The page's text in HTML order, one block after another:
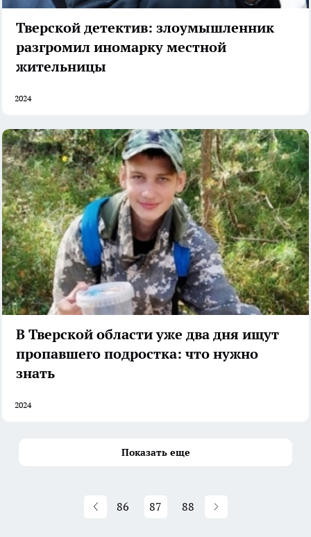
Тверской детектив: злоумышленник
разгромил иномарку местной
жительницы
2024
В Тверской области уже два дня ищут
пропавшего подростка: что нужно
знать
2024
Показать еще
86 87 88